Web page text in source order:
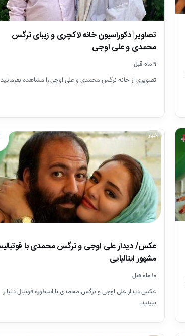
تصاویر| دکوراسیون خانه لاکچری و زیبای نرگس
محمدی و علی اوجی
۹ ماه قبل
تصویری از خانه نرگس محمدی و علی اوجی را مشاهده
اخبار
عکس/ دیدار علی اوجی و نرگس محمدی با
مشهور ایتالیایی
۱۰ ماه قبل
عکس دیدار علی اوجی و نرگس محمدی با اسطوره فوتبال دنیا را
ببینید.